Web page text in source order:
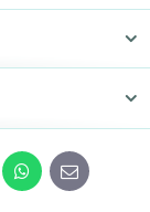
WhatsApp
E-
mail